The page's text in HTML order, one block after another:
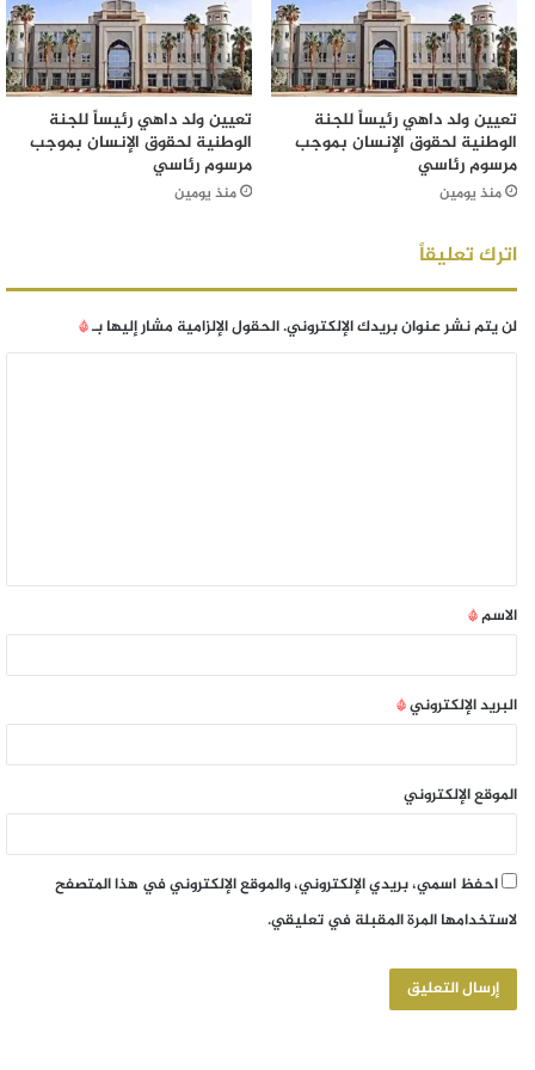
تعيين ولد داهي رئيساً للجنة
الوطنية لحقوق الإنسان بموجب
مرسوم رئاسي
منذ يومين
تعيين ولد داهي رئيساً للجنة
الوطنية لحقوق الإنسان بموجب
مرسوم رئاسي
منذ يومين
اترك تعليقاً
لن يتم نشر عنوان بريدك الإلكتروني.الحقول الإلزامية مشار إليها بـ*
الاسم*
البريد الإلكتروني*
الموقع الإلكتروني
احفظ اسمي، بريدي الإلكتروني، والموقع الإلكتروني في هذا المتصفح
لاستخدامها المرة المقبلة في تعليقي.